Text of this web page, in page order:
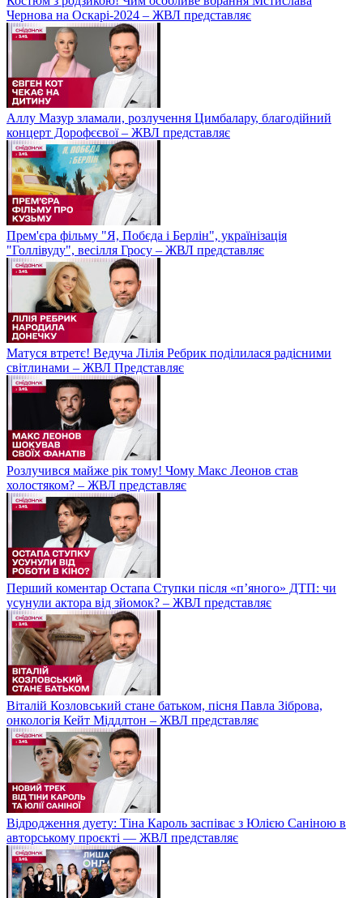
Чернова на Оскарі-2024 – ЖВЛ представляє
Аллу Мазур зламали, розлучення Цимбалару, благодійний
концерт Дорофєєвої – ЖВЛ представляє
Прем'єра фільму "Я, Побєда і Берлін", українізація
"Голлівуду", весілля Гросу – ЖВЛ представляє
Матуся втретє! Ведуча Лілія Ребрик поділилася радісними
світлинами – ЖВЛ Представляє
Розлучився майже рік тому! Чому Макс Леонов став
холостяком? – ЖВЛ представляє
Перший коментар Остапа Ступки після «п’яного» ДТП: чи
усунули актора від зйомок? – ЖВЛ представляє
Віталій Козловський стане батьком, пісня Павла Зіброва,
онкологія Кейт Міддлтон – ЖВЛ представляє
Відродження дуету: Тіна Кароль заспіває з Юлією Саніною в
авторському проєкті — ЖВЛ представляє